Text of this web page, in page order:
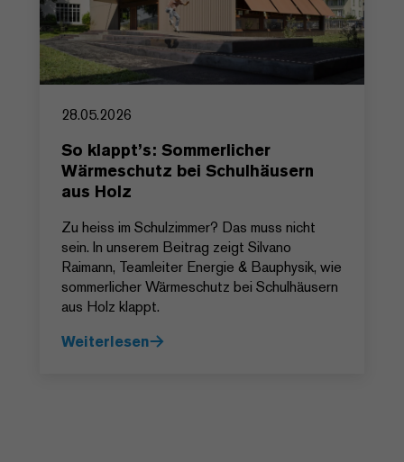
28.05.2026
So klappt’s: Sommerlicher
Wärmeschutz bei Schulhäusern
aus Holz
Zu heiss im Schulzimmer? Das muss nicht
sein. In unserem Beitrag zeigt Silvano
Raimann, Teamleiter Energie & Bauphysik, wie
sommerlicher Wärmeschutz bei Schulhäusern
aus Holz klappt.
Weiterlesen